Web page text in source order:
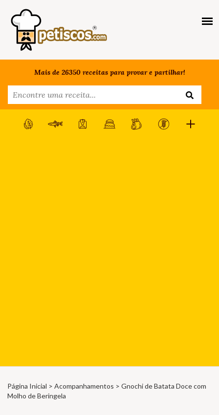
Mais de 26350 receitas para provar e partilhar!
Página Inicial > Acompanhamentos > Gnochi de Batata Doce com
Molho de Beringela